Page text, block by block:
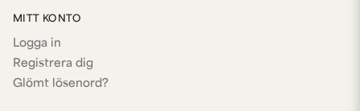
MITT KONTO
Logga in
Registrera dig
Glömt lösenord?